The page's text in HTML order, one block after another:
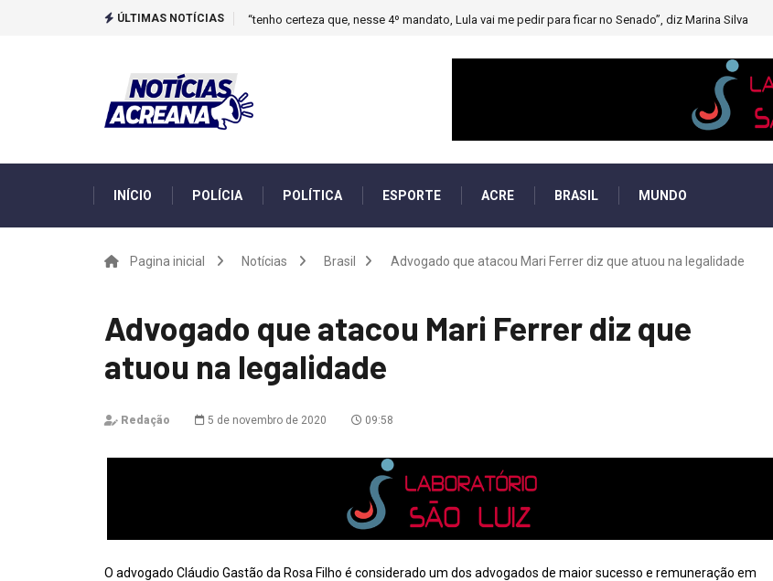
ÚLTIMAS NOTÍCIAS “tenho certeza que, nesse 4º mandato, Lula vai me pedir para ficar no Senado”, diz Marina Silva
INÍCIO POLÍCIA POLÍTICA ESPORTE ACRE BRASIL MUNDO
Pagina inicial Notícias Brasil Advogado que atacou Mari Ferrer diz que atuou na legalidade
Advogado que atacou Mari Ferrer diz que
atuou na legalidade
Redação 5 de novembro de 2020 09:58
O advogado Cláudio Gastão da Rosa Filho é considerado um dos advogados de maior sucesso e remuneração em